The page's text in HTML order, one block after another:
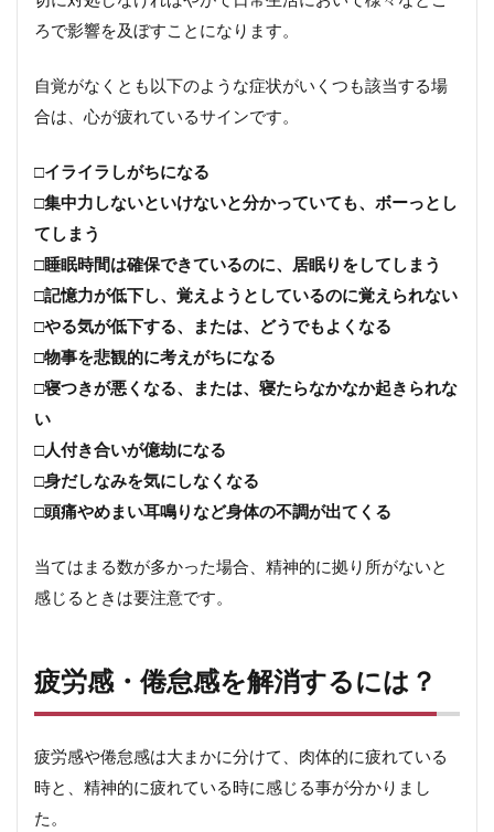
ろで影響を及ぼすことになります。
自覚がなくとも以下のような症状がいくつも該当する場
合は、心が疲れているサインです。
□イライラしがちになる
□集中力しないといけないと分かっていても、ボーっとし
てしまう
□睡眠時間は確保できているのに、居眠りをしてしまう
□記憶力が低下し、覚えようとしているのに覚えられない
□やる気が低下する、または、どうでもよくなる
□物事を悲観的に考えがちになる
□寝つきが悪くなる、または、寝たらなかなか起きられな
い
□人付き合いが億劫になる
□身だしなみを気にしなくなる
□頭痛やめまい耳鳴りなど身体の不調が出てくる
当てはまる数が多かった場合、精神的に拠り所がないと
感じるときは要注意です。
疲労感・倦怠感を解消するには？
疲労感や倦怠感は大まかに分けて、 肉体的に疲れている
時と、 精神的に疲れている時に感じる事が分かりまし
た。